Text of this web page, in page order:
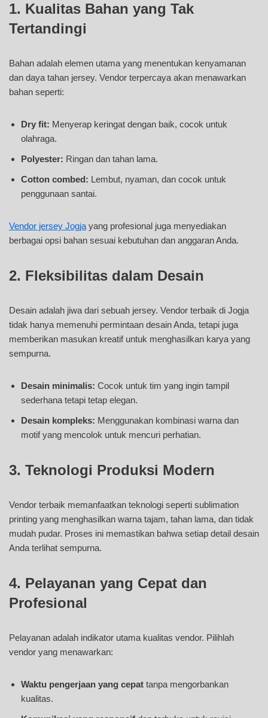
1. Kualitas Bahan yang Tak
Tertandingi
Bahan adalah elemen utama yang menentukan kenyamanan
dan daya tahan jersey. Vendor terpercaya akan menawarkan
bahan seperti:
Dry fit: Menyerap keringat dengan baik, cocok untuk
olahraga.
Polyester: Ringan dan tahan lama.
Cotton combed: Lembut, nyaman, dan cocok untuk
penggunaan santai.
Vendor jersey Jogja yang profesional juga menyediakan
berbagai opsi bahan sesuai kebutuhan dan anggaran Anda.
2. Fleksibilitas dalam Desain
Desain adalah jiwa dari sebuah jersey. Vendor terbaik di Jogja
tidak hanya memenuhi permintaan desain Anda, tetapi juga
memberikan masukan kreatif untuk menghasilkan karya yang
sempurna.
Desain minimalis: Cocok untuk tim yang ingin tampil
sederhana tetapi tetap elegan.
Desain kompleks: Menggunakan kombinasi warna dan
motif yang mencolok untuk mencuri perhatian.
3. Teknologi Produksi Modern
Vendor terbaik memanfaatkan teknologi seperti sublimation
printing yang menghasilkan warna tajam, tahan lama, dan tidak
mudah pudar. Proses ini memastikan bahwa setiap detail desain
Anda terlihat sempurna.
4. Pelayanan yang Cepat dan
Profesional
Pelayanan adalah indikator utama kualitas vendor. Pilihlah
vendor yang menawarkan:
Waktu pengerjaan yang cepat tanpa mengorbankan
kualitas.